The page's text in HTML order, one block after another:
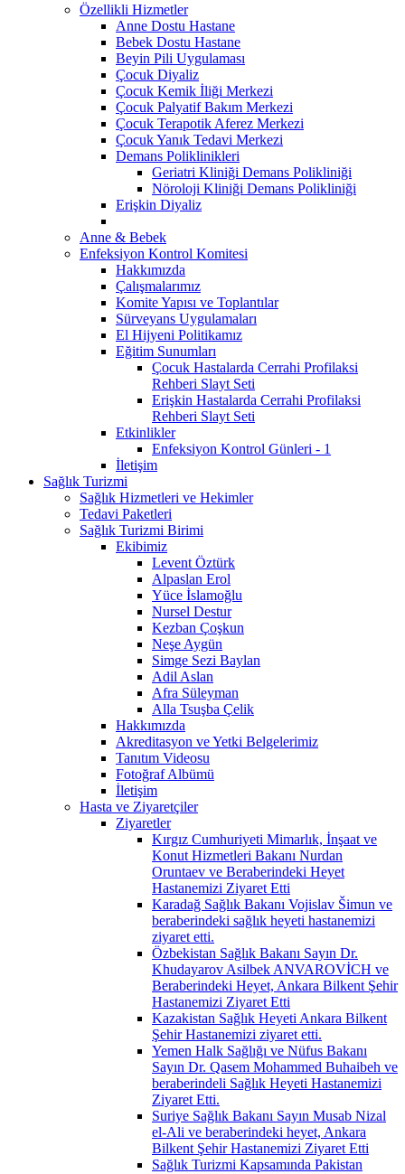
Özellikli Hizmetler
Anne Dostu Hastane
Bebek Dostu Hastane
Beyin Pili Uygulaması
Çocuk Diyaliz
Çocuk Kemik İliği Merkezi
Çocuk Palyatif Bakım Merkezi
Çocuk Terapotik Aferez Merkezi
Çocuk Yanık Tedavi Merkezi
Demans Poliklinikleri
Geriatri Kliniği Demans Polikliniği
Nöroloji Kliniği Demans Polikliniği
Erişkin Diyaliz
Anne & Bebek
Enfeksiyon Kontrol Komitesi
Hakkımızda
Çalışmalarımız
Komite Yapısı ve Toplantılar
Sürveyans Uygulamaları
El Hijyeni Politikamız
Eğitim Sunumları
Çocuk Hastalarda Cerrahi Profilaksi
Rehberi Slayt Seti
Erişkin Hastalarda Cerrahi Profilaksi
Rehberi Slayt Seti
Etkinlikler
Enfeksiyon Kontrol Günleri - 1
İletişim
Sağlık Turizmi
Sağlık Hizmetleri ve Hekimler
Tedavi Paketleri
Sağlık Turizmi Birimi
Ekibimiz
Levent Öztürk
Alpaslan Erol
Yüce İslamoğlu
Nursel Destur
Kezban Çoşkun
Neşe Aygün
Simge Sezi Baylan
Adil Aslan
Afra Süleyman
Alla Tsuşba Çelik
Hakkımızda
Akreditasyon ve Yetki Belgelerimiz
Tanıtım Videosu
Fotoğraf Albümü
İletişim
Hasta ve Ziyaretçiler
Ziyaretler
Kırgız Cumhuriyeti Mimarlık, İnşaat ve
Konut Hizmetleri Bakanı Nurdan
Oruntaev ve Beraberindeki Heyet
Hastanemizi Ziyaret Etti
Karadağ Sağlık Bakanı Vojislav Šimun ve
beraberindeki sağlık heyeti hastanemizi
ziyaret etti.
Özbekistan Sağlık Bakanı Sayın Dr.
Khudayarov Asilbek ANVAROVİCH ve
Beraberindeki Heyet, Ankara Bilkent Şehir
Hastanemizi Ziyaret Etti
Kazakistan Sağlık Heyeti Ankara Bilkent
Şehir Hastanemizi ziyaret etti.
Yemen Halk Sağlığı ve Nüfus Bakanı
Sayın Dr. Qasem Mohammed Buhaibeh ve
beraberindeli Sağlık Heyeti Hastanemizi
Ziyaret Etti.
Suriye Sağlık Bakanı Sayın Musab Nizal
el-Ali ve beraberindeki heyet, Ankara
Bilkent Şehir Hastanemizi Ziyaret Etti
Sağlık Turizmi Kapsamında Pakistan